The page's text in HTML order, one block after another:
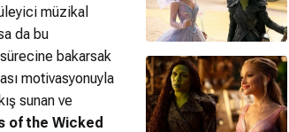
müzikal
da bu
bakarsak
motivasyonuyla
sunan ve
of the Wicked